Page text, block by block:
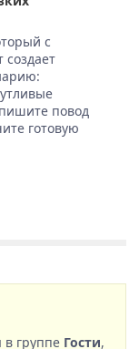
с
повод
готовую
в группе Гости,